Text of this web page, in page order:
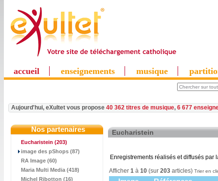
accueil enseignements musique
Aujourd'hui, eXultet vous propose 40 362 titres de musique, 6 677
Nos partenaires
Eucharistein (203)
image des pShops (87)
RA Image (60)
Maria Multi Media (418)
Michel Ribotton (16)
Eucharistein
Enregistrements réalisés et diffusés par
Afficher 1 à 10 (sur 203 articles) Trier en